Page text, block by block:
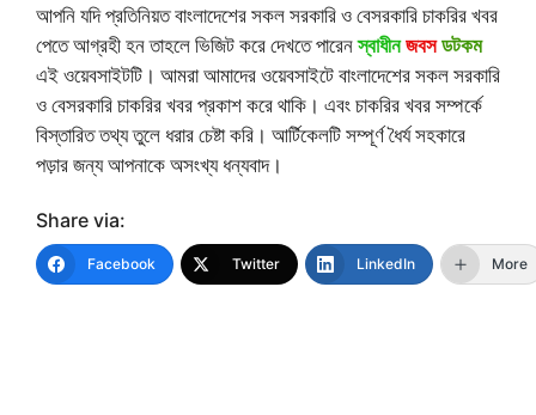
আপনি যদি প্রতিনিয়ত বাংলাদেশের সকল সরকারি ও বেসরকারি চাকরির খবর
পেতে আগ্রহী হন তাহলে ভিজিট করে দেখতে পারেনস্বাধীনজবসডটকম
এই ওয়েবসাইটটি। আমরা আমাদের ওয়েবসাইটে বাংলাদেশের সকল সরকারি
ও বেসরকারি চাকরির খবর প্রকাশ করে থাকি। এবং চাকরির খবর সম্পর্কে
বিস্তারিত তথ্য তুলে ধরার চেষ্টা করি। আর্টিকেলটি সম্পূর্ণ ধৈর্য সহকারে
পড়ার জন্য আপনাকে অসংখ্য ধন্যবাদ।
Share via:
Facebook Twitter LinkedIn More